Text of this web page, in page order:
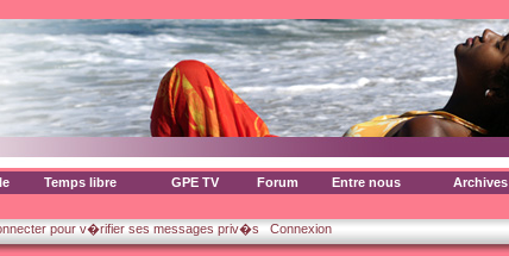
Temps libre GPE TV Forum Entre nous Archives
pour v�rifier ses messages priv�s Connexion